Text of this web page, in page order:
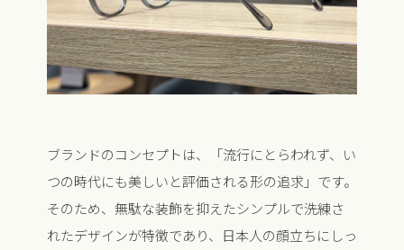
ブランドのコンセプトは、「流行にとらわれず、い
つの時代にも美しいと評価される形の追求」です。
そのため、無駄な装飾を抑えたシンプルで洗練さ
れたデザインが特徴であり、日本人の顔立ちにしっ